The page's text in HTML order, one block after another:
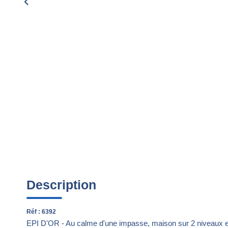
Description
Réf : 6392
EPI D'OR - Au calme d'une impasse, maison sur 2 niveaux